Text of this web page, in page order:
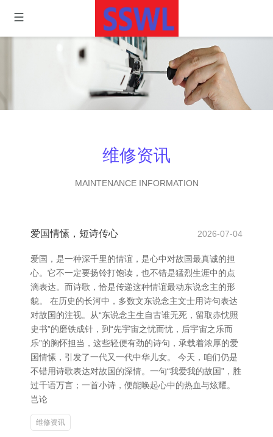
维修资讯
MAINTENANCE INFORMATION
爱国情愫，短诗传心 2026-07-04
爱国，是一种深千里的情谊，是心中对故国最真诚的担
心。它不一定要扬铃打饱读，也不错是猛烈生涯中的点
滴表达。而诗歌，恰是传递这种情谊最动东说念主的形
貌。 在历史的长河中，多数文东说念主文士用诗句表达
对故国的注视。从“东说念主生自古谁无死，留取赤忱照
史书”的磨铁成针，到“先宇宙之忧而忧，后宇宙之乐而
乐”的胸怀担当，这些轻便有劲的诗句，承载着浓厚的爱
国情愫，引发了一代又一代中华儿女。 今天，咱们仍是
不错用诗歌表达对故国的深情。一句“我爱我的故国”，胜
过千语万言；一首小诗，便能唤起心中的热血与炫耀。
岂论
维修资讯